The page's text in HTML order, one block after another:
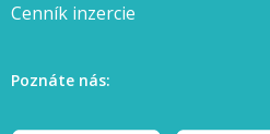
Cenník inzercie
Poznáte nás: